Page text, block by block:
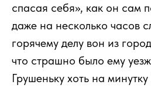
спасая себя», как он сам
даже на несколько часов
горячему делу вон из
что страшно было ему
Грушеньку хоть на